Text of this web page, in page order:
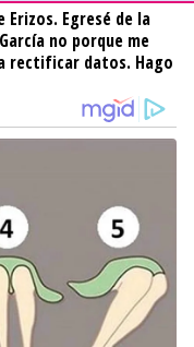
Egresé de la
no porque me
rectificar datos. Hago